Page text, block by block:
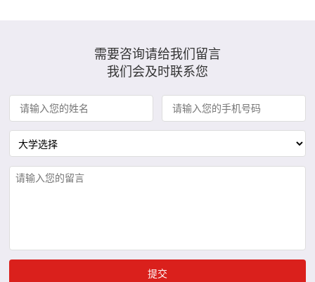
需要咨询请给我们留言
我们会及时联系您
提交